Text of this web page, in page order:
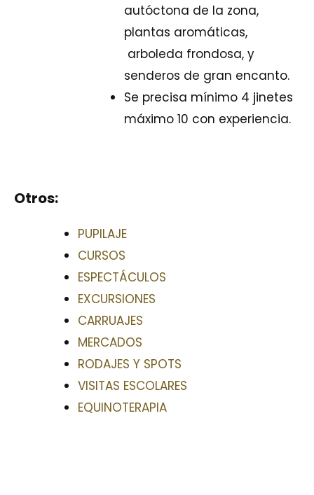
autóctona de la zona,
plantas aromáticas,
arboleda frondosa, y
senderos de gran encanto.
Se precisa mínimo 4 jinetes
máximo 10 con experiencia.
Otros:
PUPILAJE
CURSOS
ESPECTÁCULOS
EXCURSIONES
CARRUAJES
MERCADOS
RODAJES Y SPOTS
VISITAS ESCOLARES
EQUINOTERAPIA